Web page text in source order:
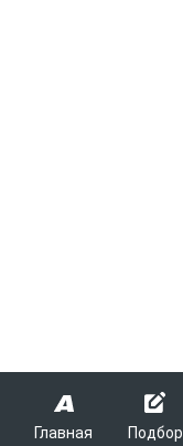
Главная Подбор